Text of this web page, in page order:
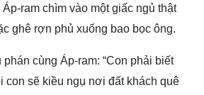
ram chìm vào một giấc ngủ thật
ghê rợn phủ xuống bao bọc ông.
cùng Áp-ram: “Con phải biết
con sẽ kiều ngụ nơi đất khách quê